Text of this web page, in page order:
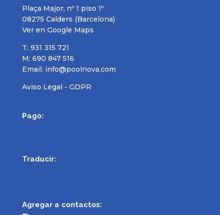
Plaça Major, nº 1 piso 1º
08275 Calders (Barcelona)
Ver en Google Maps
T: 931 315 721
M: 690 847 516
Email: info@poolnova.com
Aviso Legal - GDPR
Pago:
Traducir:
Agregar a contactos: